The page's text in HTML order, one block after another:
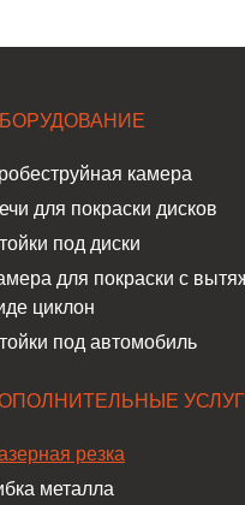
камера
для покраски дисков
под диски
для покраски с
циклон
под автомобиль
резка
металла